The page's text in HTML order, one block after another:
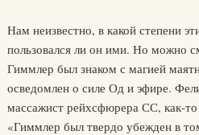
Нам неизвестно, в какой степени
пользовался ли он ими. Но можно
Гиммлер был знаком с магией
осведомлен о силе Од и эфире.
массажист рейхсфюрера СС, как-
«Гиммлер был твердо убежден в